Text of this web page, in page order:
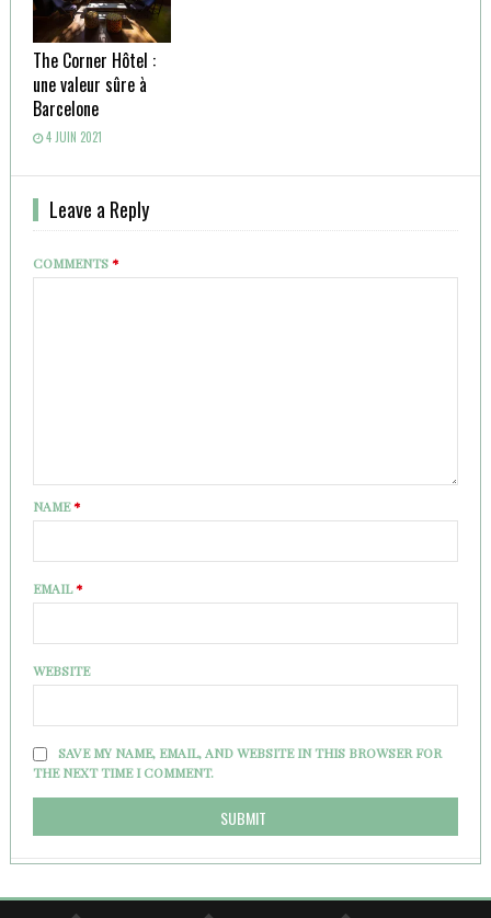
The Corner Hôtel :
une valeur sûre à
Barcelone
4 JUIN 2021
Leave a Reply
COMMENTS*
NAME*
EMAIL*
WEBSITE
SAVE MY NAME, EMAIL, AND WEBSITE IN THIS BROWSER FOR
THE NEXT TIME I COMMENT.